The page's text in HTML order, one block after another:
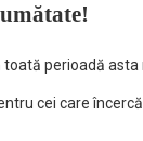
toată perioadă
cei care